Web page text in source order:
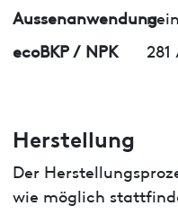
Aussenanwendungnein
ecoBKP / NPK
Herstellung
Der
wie möglich